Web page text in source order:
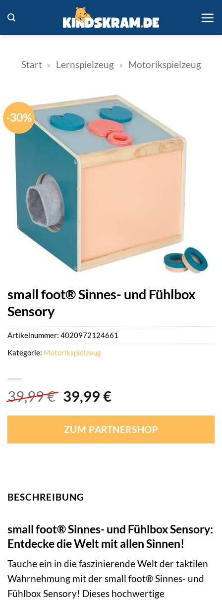
Inhalt
springen
Start » Lernspielzeug » Motorikspielzeug
-30%
small foot® Sinnes- und Fühlbox
Sensory
39,99€ Ursprünglicher
war:
39,99 €
39,99 €Aktueller
ist:
39,99 €.
ZUM PARTNERSHOP
Artikelnummer: 4020972124661
Kategorie: Motorikspielzeug
BESCHREIBUNG
small foot® Sinnes- und Fühlbox Sensory:
Entdecke die Welt mit allen Sinnen!
Tauche ein in die faszinierende Welt der taktilen
Wahrnehmung mit der small foot® Sinnes- und
Fühlbox Sensory! Dieses hochwertige